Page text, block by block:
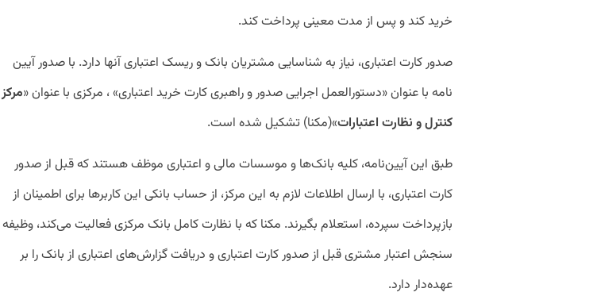
خرید کند و پس از مدت معینی پرداخت کند.
صدور کارت اعتباری، نیاز به شناسایی مشتریان بانک و ریسک اعتباری آنها دارد. با صدور آیین
نامه با عنوان «دستورالعمل اجرایی صدور و راهبری کارت خرید اعتباری» ، مرکزی با عنوان «مرکز
کنترل و نظارت اعتبارات»(مکنا) تشکیل شده است.
طبق این آیین‌نامه، کلیه بانک‌ها و موسسات مالی و اعتباری موظف هستند که قبل از صدور
کارت اعتباری، با ارسال اطلاعات لازم به این مرکز، از حساب بانکی این کاربرها برای اطمینان از
بازپرداخت سپرده، استعلام بگیرند. مکنا که با نظارت کامل بانک مرکزی فعالیت می‌کند، وظیفه
سنجش اعتبار مشتری قبل از صدور کارت اعتباری و دریافت گزارش‌های اعتباری از بانک را بر
عهده‌دار دارد.